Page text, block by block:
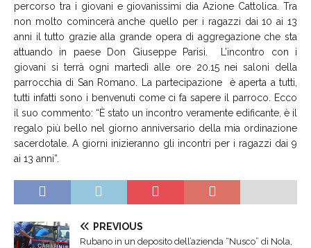
percorso tra i giovani e giovanissimi dia Azione Cattolica. Tra
non molto comincerà anche quello per i ragazzi dai 10 ai 13
anni il tutto grazie alla grande opera di aggregazione che sta
attuando in paese Don Giuseppe Parisi.
L’incontro con i
giovani si terrà ogni martedì alle ore 20.15 nei saloni della
parrocchia di San Romano. La partecipazione è aperta a tutti,
tutti infatti sono i benvenuti come ci fa sapere il parroco. Ecco
il suo commento: “È stato un incontro veramente edificante, è il
regalo più bello nel giorno anniversario della mia ordinazione
sacerdotale. A giorni inizieranno gli incontri per i ragazzi dai 9
ai 13 anni”.
PREVIOUS
Rubano in un deposito dell’azienda “Nusco” di Nola,